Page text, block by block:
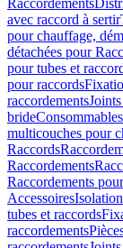
Raccordements
avec raccord à sertir
pour chauffage,
détachées pour
pour tubes et
pour raccords
raccordements
brideConsommables
multicouches pour
Raccords
Raccordements
Raccordements
Accessoires
tubes et raccords
raccordements